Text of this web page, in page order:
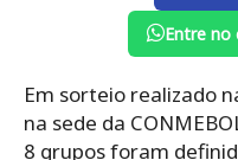
Entre no
Em sorteio realizado
na sede da
8 grupos foram